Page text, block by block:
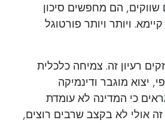
שווקים, הם מחפשים סיכון
ויותר ויותר פורטוגל
רעיון זה. צמיחה כלכלית
יצוא מוגבר ודינמיקה
כי המדינה לא עומדת
אולי לא בקצב שרבים רוצים,